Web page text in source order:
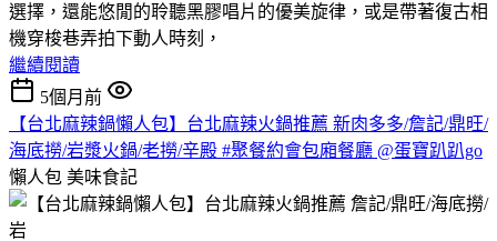
選擇，還能悠閒的聆聽黑膠唱片的優美旋律，或是帶著復古相
機穿梭巷弄拍下動人時刻，
繼續閱讀
5個月前
【台北麻辣鍋懶人包】台北麻辣火鍋推薦 新肉多多/詹記/鼎旺/
海底撈/岩漿火鍋/老撈/辛殿 #聚餐約會包廂餐廳 @蛋寶趴趴go
懶人包 美味食記